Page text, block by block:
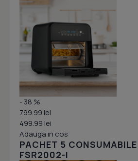
- 38 %
799.99 lei
499.99 lei
Adauga in cos
PACHET 5
FSR2002-I